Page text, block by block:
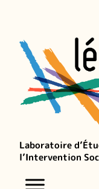
Laboratoire
l’Intervention